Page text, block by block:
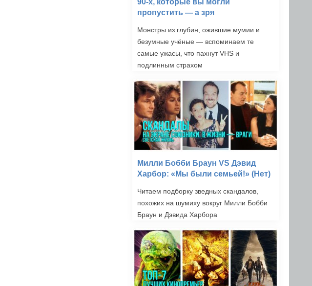
90-х, которые вы могли
пропустить — а зря
Монстры из глубин, ожившие мумии и
безумные учёные — вспоминаем те
самые ужасы, что пахнут VHS и
подлинным страхом
Милли Бобби Браун VS Дэвид
Харбор: «Мы были семьей!» (Нет)
Читаем подборку зведных скандалов,
похожих на шумиху вокруг Милли Бобби
Браун и Дэвида Харбора